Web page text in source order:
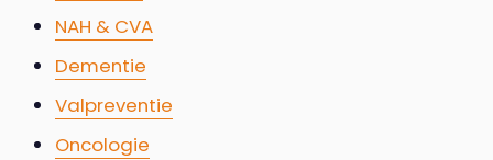
NAH & CVA
Dementie
Valpreventie
Oncologie